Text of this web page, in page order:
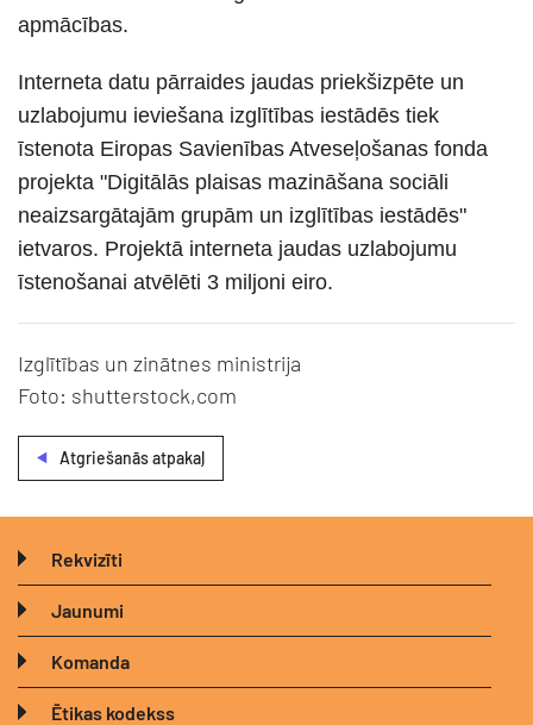
apmācības.
Interneta datu pārraides jaudas priekšizpēte un
uzlabojumu ieviešana izglītības iestādēs tiek
īstenota Eiropas Savienības Atveseļošanas fonda
projekta "Digitālās plaisas mazināšana sociāli
neaizsargātajām grupām un izglītības iestādēs"
ietvaros. Projektā interneta jaudas uzlabojumu
īstenošanai atvēlēti 3 miljoni eiro.
Izglītības un zinātnes ministrija
Foto: shutterstock,com
Atgriešanās atpakaļ
Rekvizīti
Jaunumi
Komanda
Ētikas kodekss